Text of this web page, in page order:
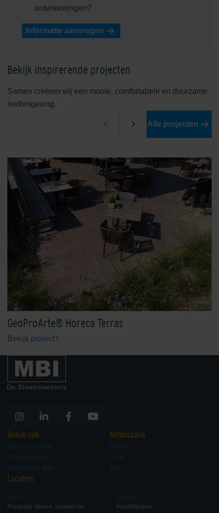
ontwikkelingen?
Informatie aanvragen
Bekijk inspirerende projecten
Samen creëren wij een mooie, comfortabele en duurzame
leefomgeving.
Alle projecten
GeoProArte® Horeca Terras
Bekijk project
Bekijk ook
Duurzaamheid
Tuininspiratie
Werken bij MBI
Kennisbank
Gevel
Infra
Tuin
Locaties
Aalst
Productie stenen, banden en
Veghel
Hoofdkantoor